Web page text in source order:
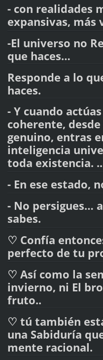
- con realidades
expansivas, más
-El universo no
que haces…
Responde a lo
haces.
- Y cuando
coherente,
genuino, entras
inteligencia
toda existencia. ..
- En ese estado,
- No persigues…
sabes.
♡ Confía
perfecto de tu
♡ Así como la
invierno, ni El
fruto..
♡ tú también
una Sabiduría
mente racional.